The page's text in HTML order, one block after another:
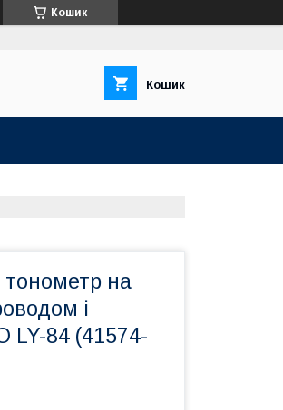
Кошик
Кошик
на
і
LY-84 (41574-